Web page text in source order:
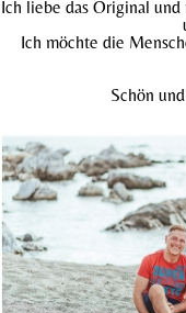
Ich liebe das Original
Ich möchte die
Schön